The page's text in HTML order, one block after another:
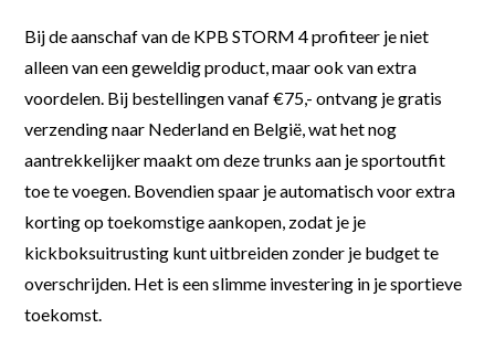
Bij de aanschaf van de KPB STORM 4 profiteer je niet
alleen van een geweldig product, maar ook van extra
voordelen. Bij bestellingen vanaf €75,- ontvang je gratis
verzending naar Nederland en België, wat het nog
aantrekkelijker maakt om deze trunks aan je sportoutfit
toe te voegen. Bovendien spaar je automatisch voor extra
korting op toekomstige aankopen, zodat je je
kickboksuitrusting kunt uitbreiden zonder je budget te
overschrijden. Het is een slimme investering in je sportieve
toekomst.